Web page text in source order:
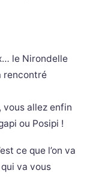
le Nirondelle
rencontré
vous allez enfin
ou Posipi !
ce que l’on va
va vous